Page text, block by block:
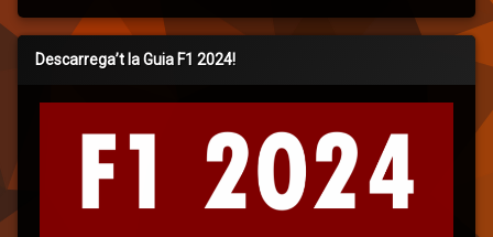
Descarrega’t la Guia F1 2024!